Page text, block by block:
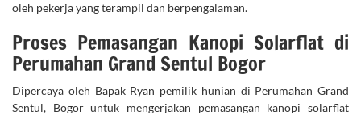
oleh pekerja yang terampil dan berpengalaman.
Proses Pemasangan Kanopi Solarflat di
Perumahan Grand Sentul Bogor
Dipercaya oleh Bapak Ryan pemilik hunian di Perumahan Grand
Sentul, Bogor untuk mengerjakan pemasangan kanopi solarflat